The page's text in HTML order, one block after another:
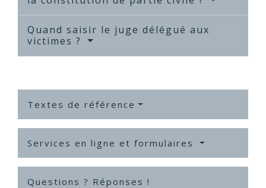
Quand saisir le juge délégué aux
victimes ?
Textes de référence
Services en ligne et formulaires
Questions ? Réponses !